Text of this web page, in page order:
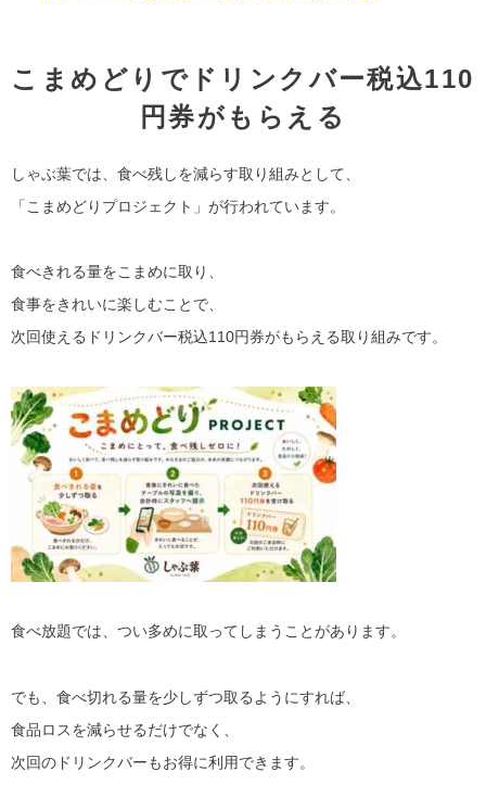
こまめどりでドリンクバー税込110
円券がもらえる
しゃぶ葉では、食べ残しを減らす取り組みとして、
「こまめどりプロジェクト」が行われています。
食べきれる量をこまめに取り、
食事をきれいに楽しむことで、
次回使えるドリンクバー税込110円券がもらえる取り組みです。
食べ放題では、つい多めに取ってしまうことがあります。
でも、食べ切れる量を少しずつ取るようにすれば、
食品ロスを減らせるだけでなく、
次回のドリンクバーもお得に利用できます。